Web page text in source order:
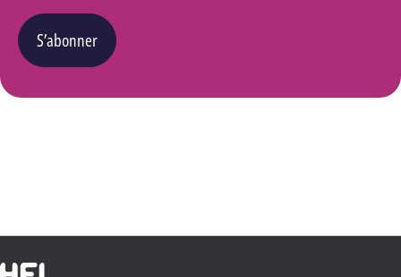
S’abonner
Haute École Libre Mosane